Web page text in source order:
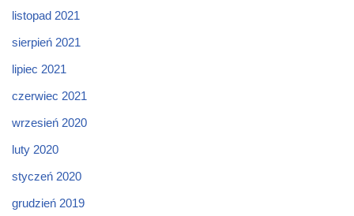
listopad 2021
sierpień 2021
lipiec 2021
czerwiec 2021
wrzesień 2020
luty 2020
styczeń 2020
grudzień 2019